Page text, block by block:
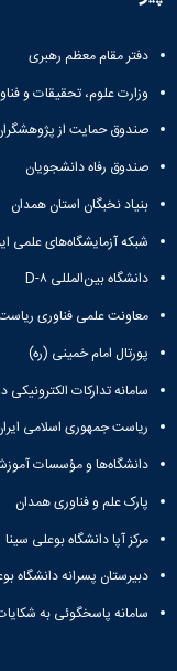
معاونت
تکمیلی
کمیته
منتخب
هیات
کمیته
ترفیع
شورای
فرهنگی
دانشکده
نامه
سمینارها
و
پایان
نامه
آیین‌نامه‌های
معاونت
آموزشی
صنایع
گروه
کامپیوتر
پژوهش
های
مهندسی
صنایع
سیستم
تولید
of
Stress
Analysis
دفتر
صنعت
کارآموزی
مراکز
مرتبط
بنیاد
نخبگان
شرکت
های
مهندسی
کامپیوتر
دفتر مقام معظم رهبری
وزارت علوم، تحقیقات و
صندوق حمایت از
صندوق رفاه دانشجویان
بنیاد نخبگان استان همدان
شبکه آزمایشگاه‌های علمی
دانشگاه بین‌المللی D-۸
معاونت علمی فناوری
پورتال امام خمینی (ره)
سامانه تدارکات الکترونیکی
ریاست جمهوری اسلامی
دانشگاه‌ها و مؤسسات
پارک علم و فناوری همدان
مرکز آپا دانشگاه بوعلی سینا
دبیرستان پسرانه دانشگاه
سامانه پاسخگوئی به